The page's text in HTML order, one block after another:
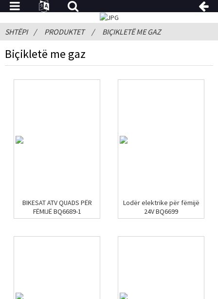
SHTËPI PRODUKTET BIÇIKLETË ME GAZ
Biçikletë me gaz
BIKESAT ATV ​​QUADS PËR
FËMIJË BQ6689-1
Lodër elektrike për fëmijë
24V BQ6699